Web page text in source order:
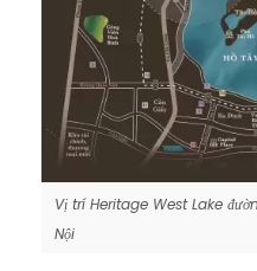
Vị trí Heritage West Lake
Nội